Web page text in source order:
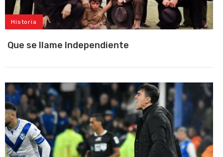
Historia
Que se llame Independiente